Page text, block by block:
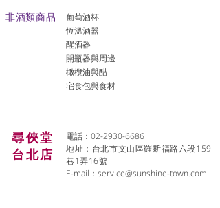
非酒類商品
葡萄酒杯
恆溫酒器
醒酒器
開瓶器與周邊
橄欖油與醋
宅食包與食材
尋俠堂
台北店
電話：02-2930-6686
地址：台北市文山區羅斯福路六段159
巷1弄16號
E-mail： service@sunshine-town.com